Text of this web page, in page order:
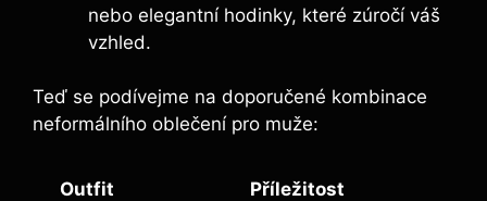
nebo elegantní hodinky, které zúročí⁢ váš
vzhled.
Teď se ‍podívejme na doporučené kombinace
neformálního oblečení pro muže:
Outfit Příležitost